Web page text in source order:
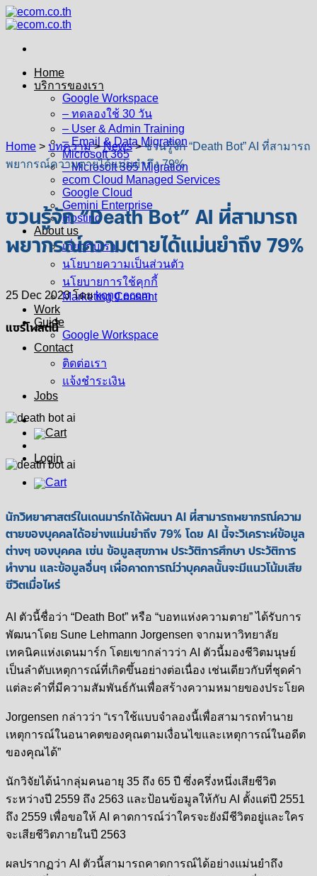
Skip
to
Home
บริการของเรา
Google Workspace
– ทดลองใช้ 30 วัน
– User & Admin Training
– Email & Data Migration
Microsoft 365
– Microsoft 365 Migration
ecom Cloud Managed Services
Google Cloud
Gemini Enterprise
Hosting
About us
เกี่ยวกับเรา
นโยบายความเป็นส่วนตัว
นโยบายการใช้คุกกี้
Marketing Consent
Work
Guide
Google Workspace
Contact
ติดต่อเรา
แจ้งชำระเงิน
Jobs
Login
Home > บทความ>News>ชวนรู้จัก “Death Bot” AI ที่สามารถ
พยากรณ์ความตายได้แม่นยำถึง 79%
ชวนรู้จัก “Death Bot” AI ที่สามารถ
พยากรณ์ความตายได้แม่นยำถึง 79%
25 Dec 2023โดยkong ecom
แชร์โพสต์นี้
นักวิทยาศาสตร์ในเดนมาร์กได้พัฒนา AI ที่สามารถพยากรณ์ความ
ตายของบุคคลได้อย่างแม่นยำถึง 79% โดย AI นี้จะวิเคราะห์ข้อมูล
ต่างๆ ของบุคคล เช่น ข้อมูลสุขภาพ ประวัติการศึกษา ประวัติการ
ทำงาน และข้อมูลอื่นๆ เพื่อคาดการณ์ว่าบุคคลนั้นจะมีแนวโน้มเสีย
ชีวิตเมื่อไหร่
AI ตัวนี้ชื่อว่า “Death Bot” หรือ “บอทแห่งความตาย” ได้รับการ
พัฒนาโดย Sune Lehmann Jorgensen จากมหาวิทยาลัย
เทคนิคแห่งเดนมาร์ก โดยเขากล่าวว่า AI ตัวนี้มองชีวิตมนุษย์
เป็นลำดับเหตุการณ์ที่เกิดขึ้นอย่างต่อเนื่อง เช่นเดียวกับที่ชุดคำ
แต่ละคำที่มีความสัมพันธ์กันเพื่อสร้างความหมายของประโยค
Jorgensen กล่าวว่า “เราใช้แบบจำลองนี้เพื่อสามารถทำนาย
เหตุการณ์ในอนาคตของคุณตามเงื่อนไขและเหตุการณ์ในอดีต
ของคุณได้”
นักวิจัยได้นำกลุ่มคนอายุ 35 ถึง 65 ปี ซึ่งครึ่งหนึ่งเสียชีวิต
ระหว่างปี 2559 ถึง 2563 และป้อนข้อมูลให้กับ AI ตั้งแต่ปี 2551
ถึง 2559 เพื่อขอให้ AI คาดการณ์ว่าใครจะยังมีชีวิตอยู่และใคร
จะเสียชีวิตภายในปี 2563
ผลปรากฏว่า AI ตัวนี้สามารถคาดการณ์ได้อย่างแม่นยำถึง